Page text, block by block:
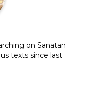
on Sanatan
texts since last